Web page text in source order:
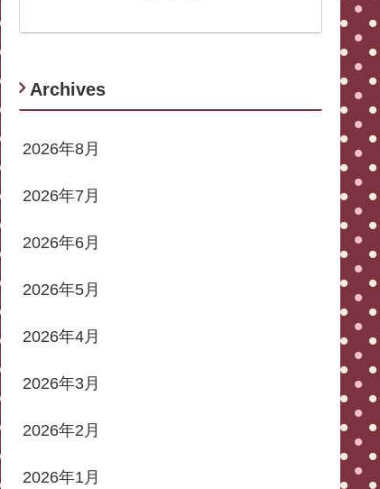
Archives
2026年8月
2026年7月
2026年6月
2026年5月
2026年4月
2026年3月
2026年2月
2026年1月